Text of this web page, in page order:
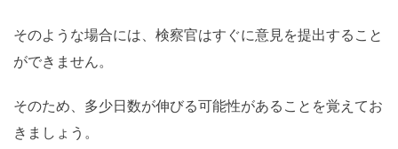
そのような場合には、検察官はすぐに意見を提出すること
ができません。
そのため、多少日数が伸びる可能性があることを覚えてお
きましょう。